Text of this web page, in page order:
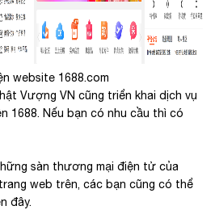
website 1688.com
Vượng VN cũng triển khai dịch vụ
1688. Nếu bạn có nhu cầu thì có
sàn thương mại điện tử của
web trên, các bạn cũng có thể
đây.